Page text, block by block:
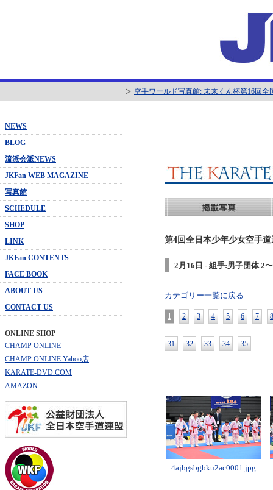
空手ワールド写真館: 未来くん杯第16回
NEWS
BLOG
流派会派NEWS
JKFan WEB MAGAZINE
写真館
SCHEDULE
SHOP
LINK
JKFan CONTENTS
FACE BOOK
ABOUT US
CONTACT US
ONLINE SHOP
CHAMP ONLINE
CHAMP ONLINE Yahoo店
KARATE-DVD.COM
AMAZON
第4回全日本少年少女空手
2月16日 - 組手:男子団体 2
カテゴリー一覧に戻る
1 2 3 4 5 6 7 8
31 32 33 34 35
4ajbgsbgbku2ac0001.jpg